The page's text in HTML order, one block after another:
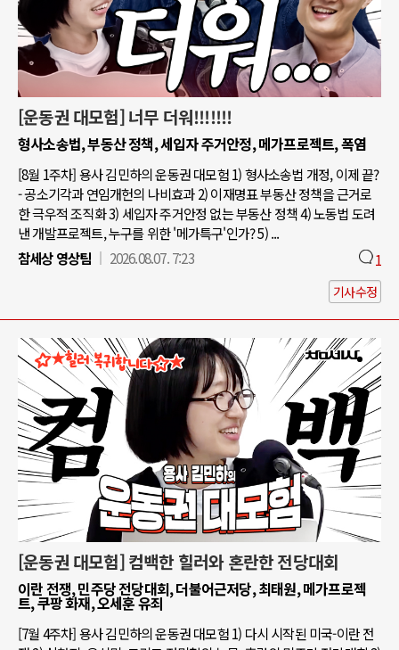
[운동권 대모험] 너무 더워!!!!!!!
형사소송법, 부동산 정책, 세입자 주거안정, 메가프로젝트, 폭염
[8월 1주차] 용사 김민하의 운동권 대모험 1) 형사소송법 개정, 이제 끝?
- 공소기각과 연임개헌의 나비효과 2) 이재명표 부동산 정책을 근거로
한 극우적 조직화 3) 세입자 주거안정 없는 부동산 정책 4) 노동법 도려
낸 개발프로젝트, 누구를 위한 '메가특구'인가? 5) ...
참세상 영상팀
2026.08.07. 7:23 1
기사수정
[운동권 대모험] 컴백한 힐러와 혼란한 전당대회
이란 전쟁, 민주당 전당대회, 더불어근저당, 최태원, 메가프로젝
트, 쿠팡 화재, 오세훈 유죄
[7월 4주차] 용사 김민하의 운동권 대모험 1) 다시 시작된 미국-이란 전